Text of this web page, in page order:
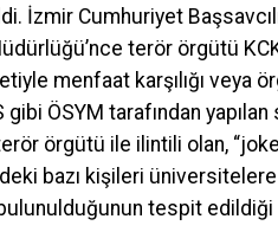
İzmir Cumhuriyet
terör örgütü
menfaat karşılığı veya
gibi ÖSYM tarafından
örgütü ile ilintili olan,
bazı kişileri
tespit edildiği